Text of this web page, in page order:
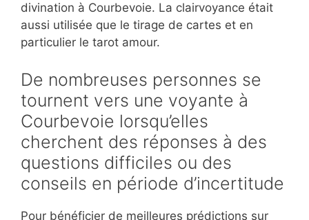
divination à Courbevoie. La clairvoyance était
aussi utilisée que le tirage de cartes et en
particulier le tarot amour.
De nombreuses personnes se
tournent vers une voyante à
Courbevoie lorsqu’elles
cherchent des réponses à des
questions difficiles ou des
conseils en période d’incertitude
Pour bénéficier de meilleures prédictions sur